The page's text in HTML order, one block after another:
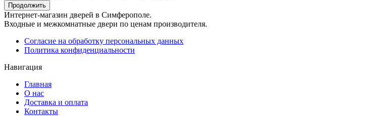
Продолжить
Интернет-магазин дверей в Симферополе.
Входные и межкомнатные двери по ценам производителя.
Согласие на обработку персональных данных
Политика конфиденциальности
Навигация
Главная
О нас
Доставка и оплата
Контакты